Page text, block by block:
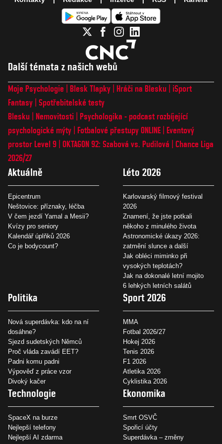
Další témata z našich webů
Moje Psychologie Blesk Tlapky Hráči na Blesku
iSport
Fantasy Spotřebitelské testy
Blesku
Nemovitosti
Psychologika - podcast rozbíjející
psychologické mýty
Fotbalové přestupy ONLINE
Eventový
prostor Level 9 OKTAGON 92: Szabová vs. Pudilová
Chance Liga
2026/27
Aktuálně
Epicentrum
Neštovice: příznaky, léčba
V čem jezdí Yamal a Mesii?
Kvízy pro seniory
Kalendář úplňků 2026
Co je bodycount?
Léto 2026
Karlovarský filmový festival
2026
Znamení, že jste potkali
někoho z minulého života
Astronomické úkazy 2026:
zatmění slunce a další
Jak obléci miminko při
vysokých teplotách?
Jak na dokonalé letní mojito
6 lehkých letních salátů
Politika
Nová superdávka: kdo na ní
dosáhne?
Sjezd sudetských Němců
Proč vláda zavádí EET?
Padni komu padni
Výpověď z práce vzor
Divoký kačer
Sport 2026
MMA
Fotbal 2026/27
Hokej 2026
Tenis 2026
F1 2026
Atletika 2026
Cyklistika 2026
Technologie
SpaceX na burze
Nejlepší telefony
Nejlepší AI zdarma
Ekonomika
Smrt OSVČ
Spořicí účty
Superdávka – změny